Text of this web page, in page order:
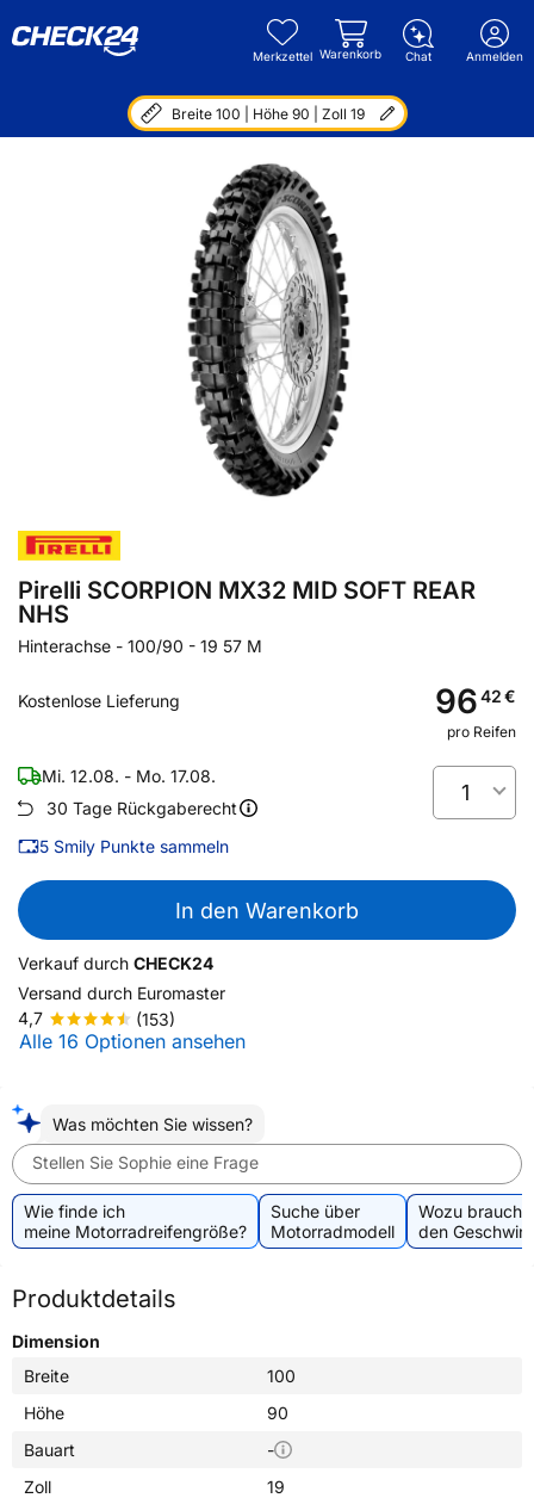
Merkzettel Warenkorb Chat Anmelden
Breite 100 | Höhe 90 | Zoll 19
Pirelli SCORPION MX32 MID SOFT REAR
NHS
Hinterachse - 100/90 - 19 57 M
Kostenlose Lieferung 9642€
pro Reifen
Mi. 12.08. - Mo. 17.08.
30 Tage Rückgaberecht
5 Smily Punkte sammeln
1
In den Warenkorb
Verkauf durch CHECK24
Versand durch Euromaster
4,7
(153)
Alle 16 Optionen ansehen
Was möchten Sie wissen?
Stellen Sie Sophie eine Frage
Wie finde ich
meine Motorradreifengröße?
Suche über
Motorradmodell
Wozu
den
Produktdetails
Dimension
Breite
100
Höhe
90
Bauart
-
Zoll
19